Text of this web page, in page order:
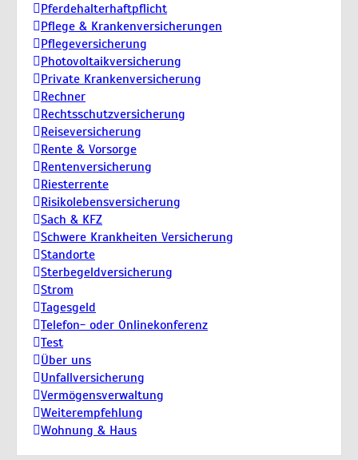
Pferdehalterhaftpflicht
Pflege & Krankenversicherungen
Pflegeversicherung
Photovoltaikversicherung
Private Krankenversicherung
Rechner
Rechtsschutzversicherung
Reiseversicherung
Rente & Vorsorge
Rentenversicherung
Riesterrente
Risikolebensversicherung
Sach & KFZ
Schwere Krankheiten Versicherung
Standorte
Sterbegeldversicherung
Strom
Tagesgeld
Telefon- oder Onlinekonferenz
Test
Über uns
Unfallversicherung
Vermögensverwaltung
Weiterempfehlung
Wohnung & Haus